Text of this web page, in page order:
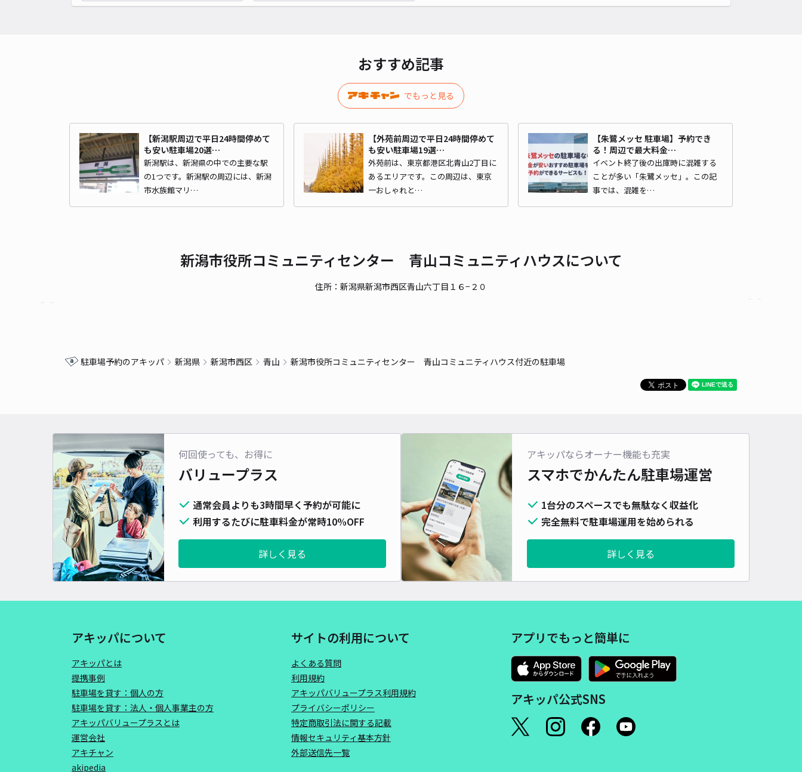
おすすめ記事
でもっと見る
【新潟駅周辺で平日24時間停めて
も安い駐車場20選…
新潟駅は、新潟県の中での主要な駅
の1つです。新潟駅の周辺には、新潟
市水族館マリ…
【外苑前周辺で平日24時間停めて
も安い駐車場19選…
外苑前は、東京都港区北青山2丁目に
あるエリアです。この周辺は、東京
一おしゃれと…
【朱鷺メッセ 駐車場】予約でき
る！周辺で最大料金…
イベント終了後の出庫時に混雑する
ことが多い「朱鷺メッセ」。この記
事では、混雑を…
新潟市役所コミュニティセンター 青山コミュニティハウスについて
住所：新潟県新潟市西区青山六丁目１６−２０
駐車場予約のアキッパ 新潟県 新潟市西区 青山 新潟市役所コミュニティセンター 青山コミュニティハウス付近の駐車場
何回使っても、お得に
バリュープラス
通常会員よりも3時間早く予約が可能に
利用するたびに駐車料金が常時10%OFF
詳しく見る
アキッパならオーナー機能も充実
スマホでかんたん駐車場運営
1台分のスペースでも無駄なく収益化
完全無料で駐車場運用を始められる
詳しく見る
アキッパについて
アキッパとは
提携事例
駐車場を貸す：個人の方
駐車場を貸す：法人・個人事業主の方
アキッパバリュープラスとは
運営会社
アキチャン
akipedia
サイトの利用について
よくある質問
利用規約
アキッパバリュープラス利用規約
プライバシーポリシー
特定商取引法に関する記載
情報セキュリティ基本方針
外部送信先一覧
アプリでもっと簡単に
アキッパ公式SNS